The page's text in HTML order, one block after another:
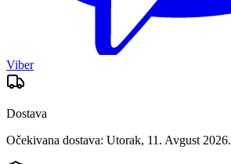
Viber
Dostava
Očekivana dostava: Utorak, 11. Avgust 2026.